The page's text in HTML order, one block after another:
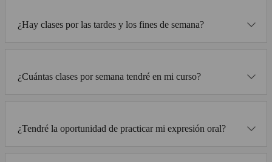
¿Hay clases por las tardes y los fines de semana?
¿Cuántas clases por semana tendré en mi curso?
¿Tendré la oportunidad de practicar mi expresión oral?